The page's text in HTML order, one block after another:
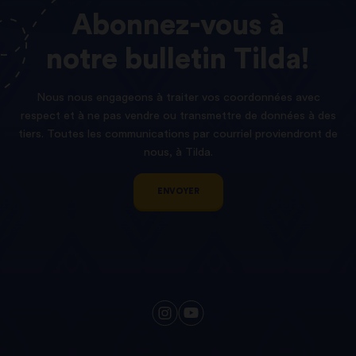
Abonnez-vous à
notre bulletin Tilda!
Nous nous engageons à traiter vos coordonnées avec
respect et à ne pas vendre ou transmettre de données à des
tiers. Toutes les communications par courriel proviendront de
nous, à Tilda.
ENVOYER